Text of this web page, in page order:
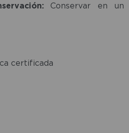
Conservar en un
certificada